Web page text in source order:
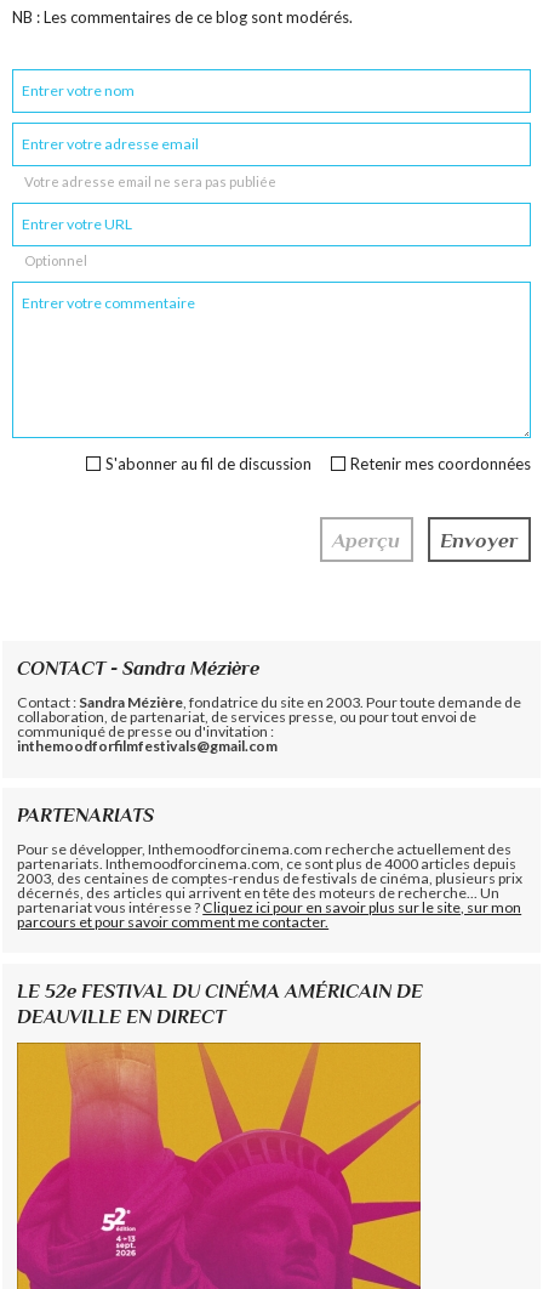
NB : Les commentaires de ce blog sont modérés.
Votre adresse email ne sera pas publiée
Optionnel
Retenir mes coordonnées
S'abonner au fil de discussion
CONTACT - Sandra Mézière
Contact : Sandra Mézière , fondatrice du site en 2003. Pour toute demande de
collaboration, de partenariat, de services presse, ou pour tout envoi de
communiqué de presse ou d'invitation :
inthemoodforfilmfestivals@gmail.com
PARTENARIATS
Pour se développer, Inthemoodforcinema.com recherche actuellement des
partenariats. Inthemoodforcinema.com, ce sont plus de 4000 articles depuis
2003, des centaines de comptes-rendus de festivals de cinéma, plusieurs prix
décernés, des articles qui arrivent en tête des moteurs de recherche... Un
partenariat vous intéresse ?Cliquez ici pour en savoir plus sur le site, sur mon
parcours et pour savoir comment me contacter.
LE 52e FESTIVAL DU CINÉMA AMÉRICAIN DE
DEAUVILLE EN DIRECT